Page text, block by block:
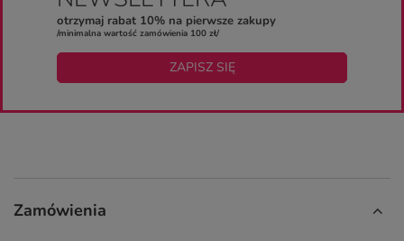
otrzymaj rabat 10% na pierwsze zakupy
/minimalna wartość zamówienia 100 zł/
ZAPISZ SIĘ
Zamówienia